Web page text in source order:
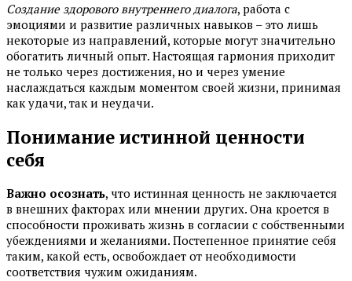
Создание здорового внутреннего диалога, работа с
эмоциями и развитие различных навыков – это лишь
некоторые из направлений, которые могут значительно
обогатить личный опыт. Настоящая гармония приходит
не только через достижения, но и через умение
наслаждаться каждым моментом своей жизни, принимая
как удачи, так и неудачи.
Понимание истинной ценности
себя
Важно осознать, что истинная ценность не заключается
в внешних факторах или мнении других. Она кроется в
способности проживать жизнь в согласии с собственными
убеждениями и желаниями. Постепенное принятие себя
таким, какой есть, освобождает от необходимости
соответствия чужим ожиданиям.